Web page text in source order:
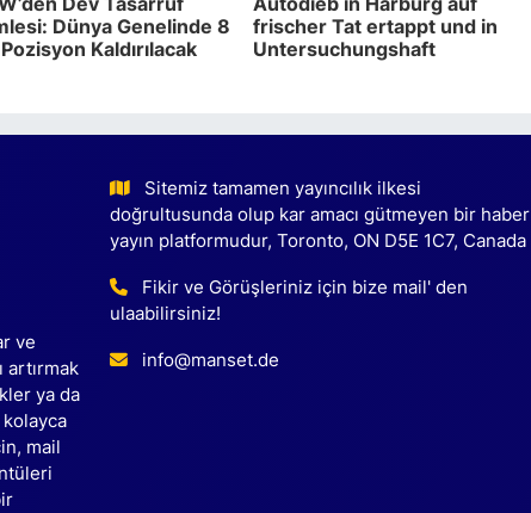
Dünya Genelinde 8
Kaldırılacak
frischer Tat ertappt und in
Untersuchungshaft
ve
artırmak
ya da
mail
Sitemiz tamamen yayıncılık ilkesi
doğrultusunda olup kar amacı gütmeyen bir haber
yayın platformudur, Toronto, ON D5E 1C7, Canada
Fikir ve Görüşleriniz için bize mail' den
ulaabilirsiniz!
info@manset.de